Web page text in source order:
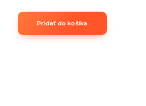
Pridať do košíka